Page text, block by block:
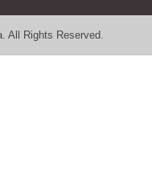
All Rights Reserved.